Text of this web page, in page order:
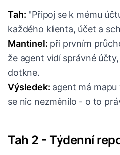
Tah: "Připoj se k mému
každého klienta, účet a
Mantinel: při prvním
že agent vidí správné
dotkne.
Výsledek: agent má mapu
se nic nezměnilo - o to
Tah 2 - Týdenní